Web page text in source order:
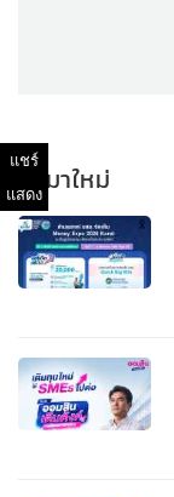
แชร์
แสดง มาใหม่